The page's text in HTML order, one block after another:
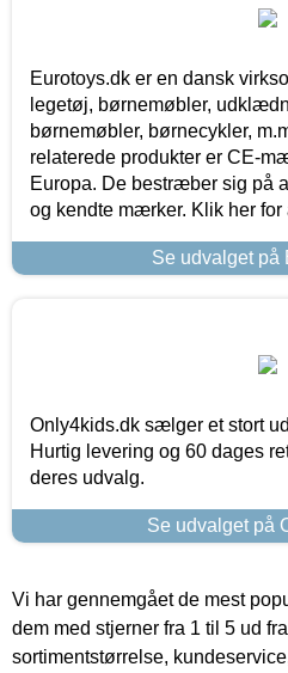
Eurotoys.dk er en dansk
legetøj, børnemøbler,
børnemøbler, børnecykler,
relaterede produkter er CE-
Europa. De bestræber sig på
og kendte mærker. Klik her for
Se udvalget på
Only4kids.dk sælger et stort
Hurtig levering og 60 dages
deres udvalg.
Se udvalget på
Vi har gennemgået de mest
dem med stjerner fra 1 til 5 ud
sortimentstørrelse,